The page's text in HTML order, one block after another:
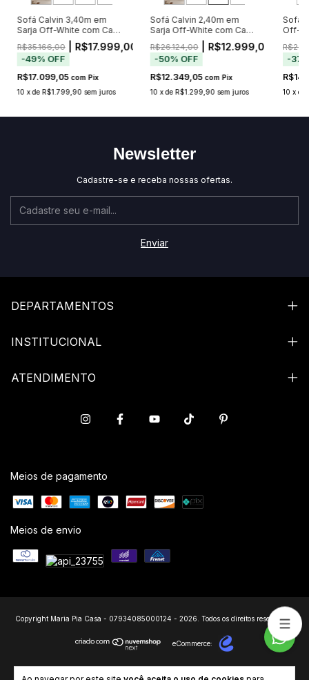
Sofá Calvin 3,40m em
Sarja Off-White com Capa
Removível e 7 Almofadas
R$35.166,00| R$17.999,00
-49% OFF
R$17.099,05 com Pix
10 xde R$1.799,90 sem juros
Sofá Calvin 2,40m em
Sarja Off-White com Capa
Removível e 5 Almofadas
R$26.124,00| R$12.999,00
-50% OFF
R$12.349,05 com Pix
10 xde R$1.299,90 sem juros
Sofá
Off-
-37
10 x de
Newsletter
Cadastre-se e receba nossas ofertas.
DEPARTAMENTOS
INSTITUCIONAL
ATENDIMENTO
Meios de pagamento
Meios de envio
Copyright Maria Pia Casa - 07934085000124 - 2026. Todos os direitos reservados.
eCommerce: